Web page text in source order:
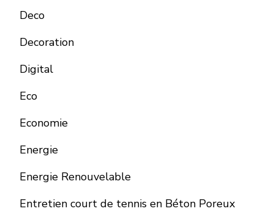
Deco
Decoration
Digital
Eco
Economie
Energie
Energie Renouvelable
Entretien court de tennis en Béton Poreux